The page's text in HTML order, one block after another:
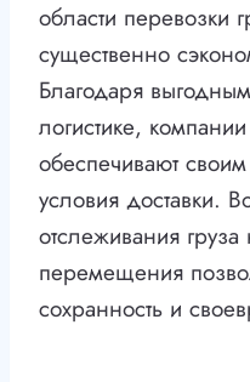
области перевозки
существенно
Благодаря
логистике,
обеспечивают
условия доставки.
отслеживания
перемещения
сохранность и